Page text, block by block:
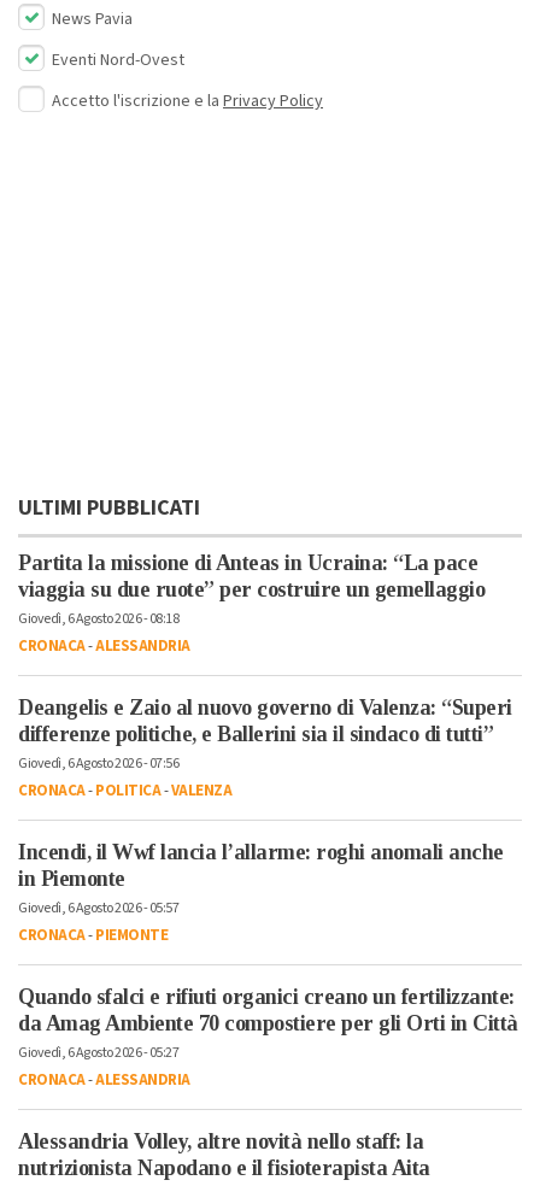
News Pavia
Eventi Nord-Ovest
Accetto l'iscrizione e la Privacy Policy
ULTIMI PUBBLICATI
Partita la missione di Anteas in Ucraina: “La pace
viaggia su due ruote” per costruire un gemellaggio
Giovedì, 6 Agosto 2026 - 08:18
CRONACA-ALESSANDRIA
Deangelis e Zaio al nuovo governo di Valenza: “Superi
differenze politiche, e Ballerini sia il sindaco di tutti”
Giovedì, 6 Agosto 2026 - 07:56
CRONACA-POLITICA-VALENZA
Incendi, il Wwf lancia l’allarme: roghi anomali anche
in Piemonte
Giovedì, 6 Agosto 2026 - 05:57
CRONACA-PIEMONTE
Quando sfalci e rifiuti organici creano un fertilizzante:
da Amag Ambiente 70 compostiere per gli Orti in Città
Giovedì, 6 Agosto 2026 - 05:27
CRONACA-ALESSANDRIA
Alessandria Volley, altre novità nello staff: la
nutrizionista Napodano e il fisioterapista Aita